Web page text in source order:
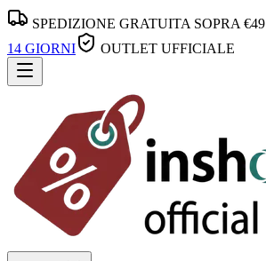
SPEDIZIONE GRATUITA SOPRA €49
14 GIORNI
OUTLET UFFICIALE